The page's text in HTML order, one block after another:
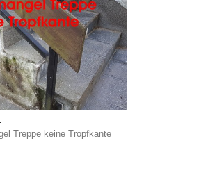
Treppe keine Tropfkante